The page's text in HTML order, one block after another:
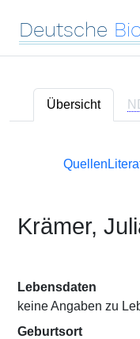
Deutsche
Übersicht
Quellen
Krämer,
Lebensdaten
keine Angaben zu
Geburtsort